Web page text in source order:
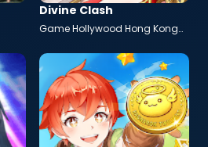
Divine Clash
Game Hollywood Hong Kong